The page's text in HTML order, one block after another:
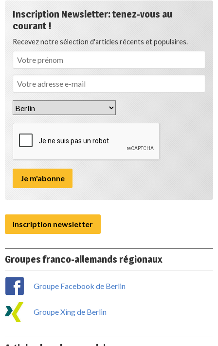
Inscription Newsletter: tenez-vous au
courant !
Recevez notre sélection d'articles récents et populaires.
Inscription newsletter
Groupes franco-allemands régionaux
Groupe Facebook de Berlin
Groupe Xing de Berlin